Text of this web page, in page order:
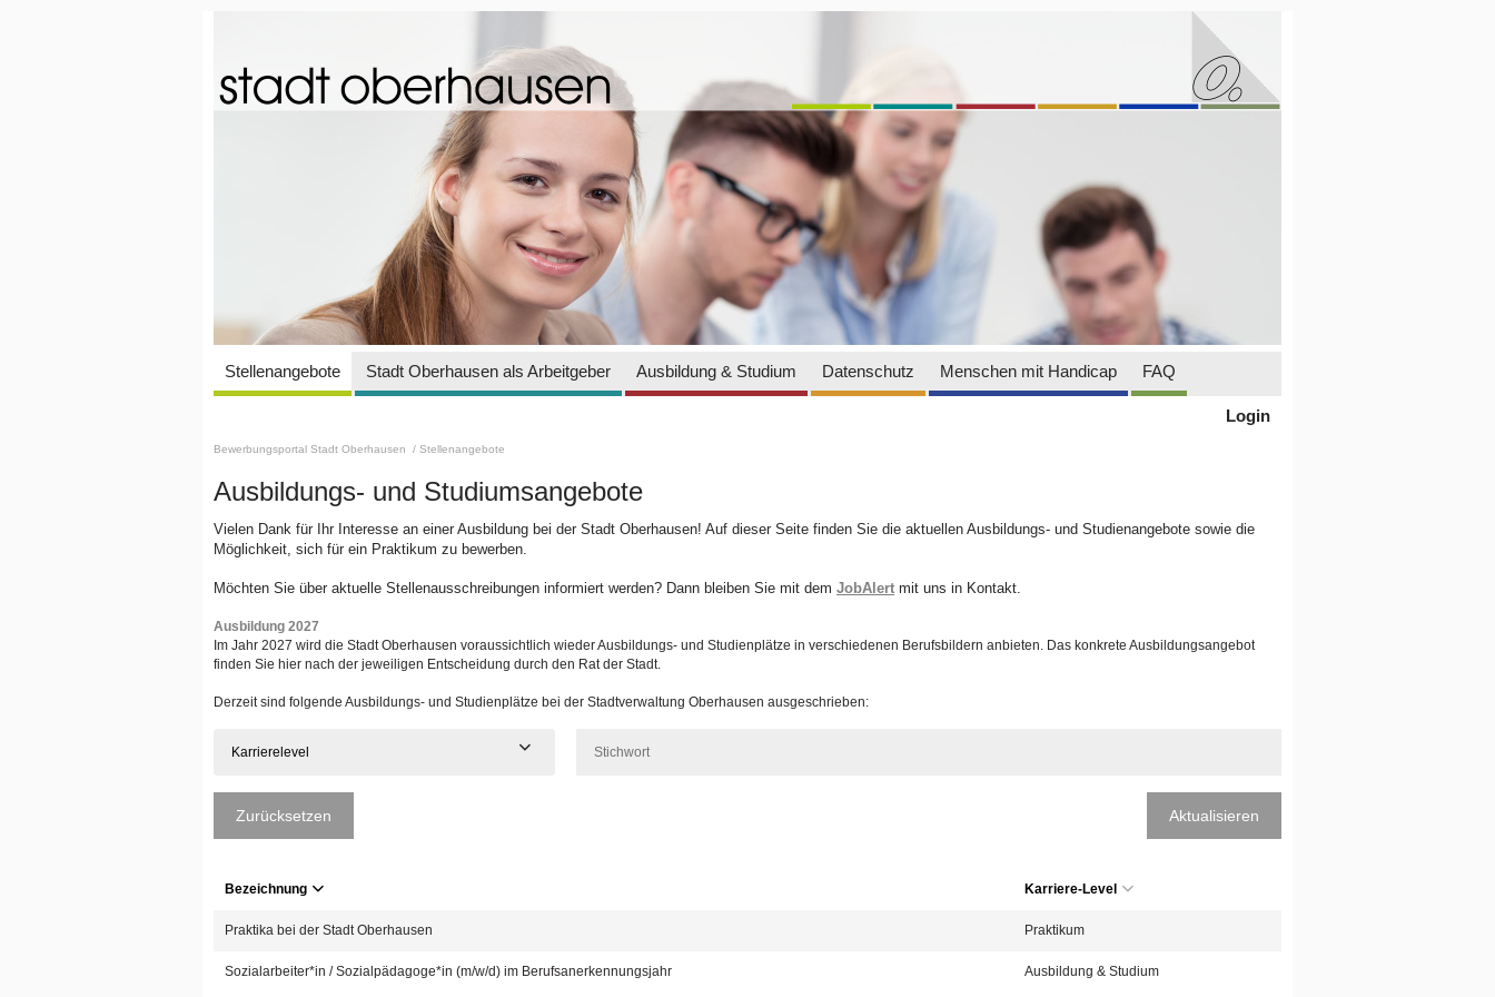
Stellenangebote Stadt Oberhausen als Arbeitgeber Ausbildung & Studium Datenschutz Menschen mit Handicap FAQ
Login
Bewerbungsportal Stadt Oberhausen / Stellenangebote
Ausbildungs- und Studiumsangebote
Vielen Dank für Ihr Interesse an einer Ausbildung bei der Stadt Oberhausen! Auf dieser Seite finden Sie die aktuellen Ausbildungs- und Studienangebote sowie die
Möglichkeit, sich für ein Praktikum zu bewerben.
Möchten Sie über aktuelle Stellenausschreibungen informiert werden? Dann bleiben Sie mit dem JobAlert mit uns in Kontakt.
Ausbildung 2027
Im Jahr 2027 wird die Stadt Oberhausen voraussichtlich wieder Ausbildungs- und Studienplätze in verschiedenen Berufsbildern anbieten. Das konkrete Ausbildungsangebot
finden Sie hier nach der jeweiligen Entscheidung durch den Rat der Stadt.
Derzeit sind folgende Ausbildungs- und Studienplätze bei der Stadtverwaltung Oberhausen ausgeschrieben:
Karrierelevel
Zurücksetzen Aktualisieren
Bezeichnung Karriere-Level
Praktika bei der Stadt Oberhausen Praktikum
Sozialarbeiter*in / Sozialpädagoge*in (m/w/d) im Berufsanerkennungsjahr Ausbildung & Studium